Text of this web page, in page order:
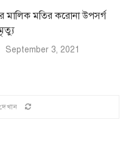
মালিক মতির করোনা উপসর্গ
September 3, 2021